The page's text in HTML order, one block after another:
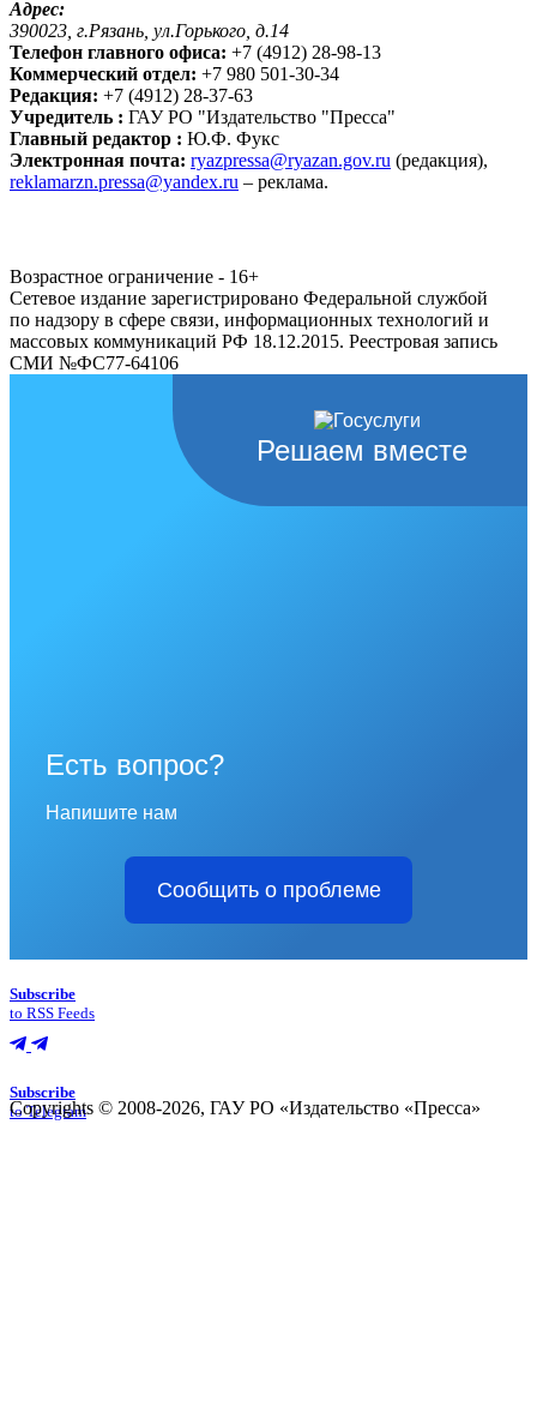
Адрес:
390023, г.Рязань, ул.Горького, д.14
Телефон главного офиса: +7 (4912) 28-98-13
Коммерческий отдел: +7 980 501-30-34
Редакция: +7 (4912) 28-37-63
Учредитель : ГАУ РО "Издательство "Пресса"
Главный редактор : Ю.Ф. Фукс
Электронная почта: ryazpressa@ryazan.gov.ru (редакция),
reklamarzn.pressa@yandex.ru – реклама.
Возрастное ограничение - 16+
Сетевое издание зарегистрировано Федеральной службой
по надзору в сфере связи, информационных технологий и
массовых коммуникаций РФ 18.12.2015. Реестровая запись
СМИ №ФС77-64106
Решаем вместе
Есть вопрос?
Напишите нам
Сообщить о проблеме
Subscribe
to RSS Feeds
Subscribe
to Telegram
Copyrights © 2008-2026, ГАУ РО «Издательство «Пресса»